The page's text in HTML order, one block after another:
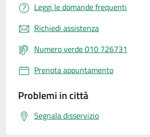
Leggi le domande frequenti
Richiedi assistenza
Numero verde 010 726731
Prenota appuntamento
Problemi in città
Segnala disservizio